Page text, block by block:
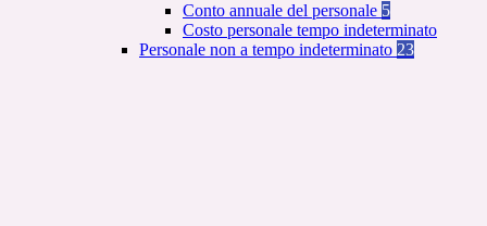
Conto annuale del personale 5
Costo personale tempo indeterminato
Personale non a tempo indeterminato 23